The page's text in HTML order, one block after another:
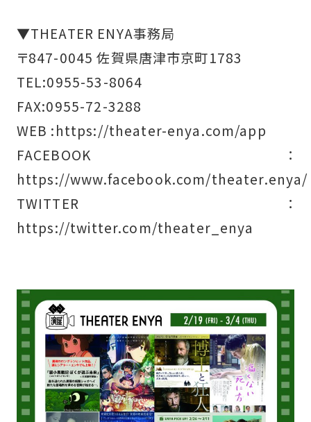
▼THEATER ENYA事務局
〒847-0045 佐賀県唐津市京町1783
TEL:0955-53-8064
FAX:0955-72-3288
WEB :https://theater-enya.com/app
FACEBOOK：
https://www.facebook.com/theater.enya/
TWITTER：
https://twitter.com/theater_enya